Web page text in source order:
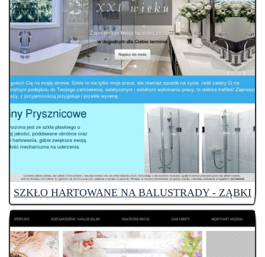
SZKŁO HARTOWANE NA BALUSTRADY - ZĄBKI